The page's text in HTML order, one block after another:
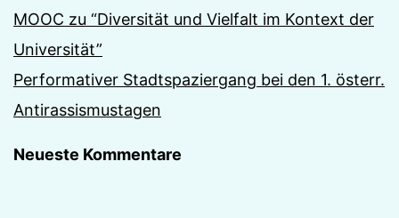
MOOC zu “Diversität und Vielfalt im Kontext der
Universität”
Performativer Stadtspaziergang bei den 1. österr.
Antirassismustagen
Neueste Kommentare